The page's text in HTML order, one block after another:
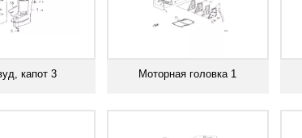
капот 3 Моторная головка 1